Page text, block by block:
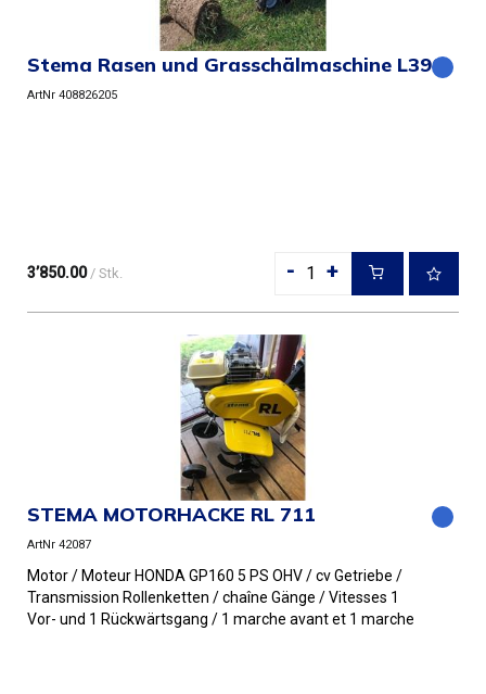
Stema Rasen und Grasschälmaschine L390
ArtNr 408826205
- +
3’850.00 / Stk.
STEMA MOTORHACKE RL 711
ArtNr 42087
Motor / Moteur HONDA GP160 5 PS OHV / cv Getriebe /
Transmission Rollenketten / chaîne Gänge / Vitesses 1
Vor- und 1 Rückwärtsgang / 1 marche avant et 1 marche